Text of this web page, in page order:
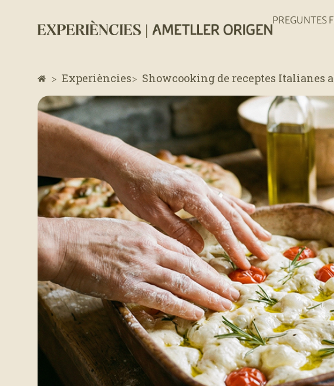
PREGUNTES
Experiències Showcooking de receptes Italianes